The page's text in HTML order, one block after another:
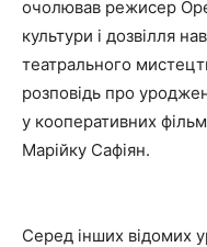
очолював режисер
культури і дозвілля
театрального
розповідь про
у кооперативних
Марійку Сафіян.
Серед інших відомих